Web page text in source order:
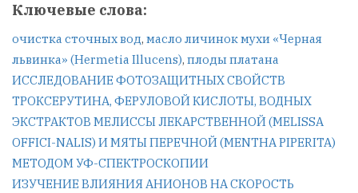
Ключевые слова:
очистка сточных вод, масло личинок мухи «Черная
львинка» (Hermetia Illucens), плоды платана
Навигация
по
записям
ИССЛЕДОВАНИЕ ФОТОЗАЩИТНЫХ СВОЙСТВ
ТРОКСЕРУТИНА, ФЕРУЛОВОЙ КИСЛОТЫ, ВОДНЫХ
ЭКСТРАКТОВ МЕЛИССЫ ЛЕКАРСТВЕННОЙ (MELISSA
OFFICI-NALIS) И МЯТЫ ПЕРЕЧНОЙ (MENTHA PIPERITA)
МЕТОДОМ УФ-СПЕКТРОСКОПИИ
ИЗУЧЕНИЕ ВЛИЯНИЯ АНИОНОВ НА СКОРОСТЬ